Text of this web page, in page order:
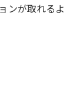
ンが取れる